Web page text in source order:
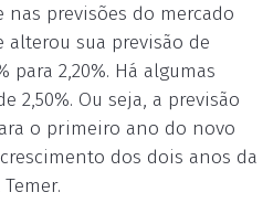
previsões do mercado
alterou sua previsão de
para 2,20%. Há algumas
2,50%. Ou seja, a previsão
o primeiro ano do novo
dos dois anos da